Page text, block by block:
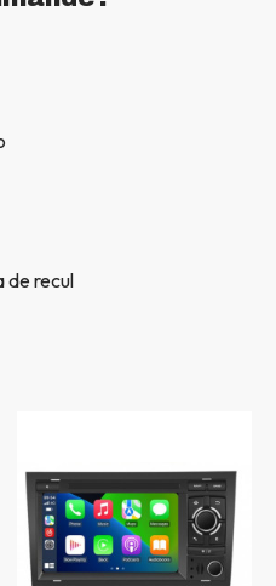
de recul